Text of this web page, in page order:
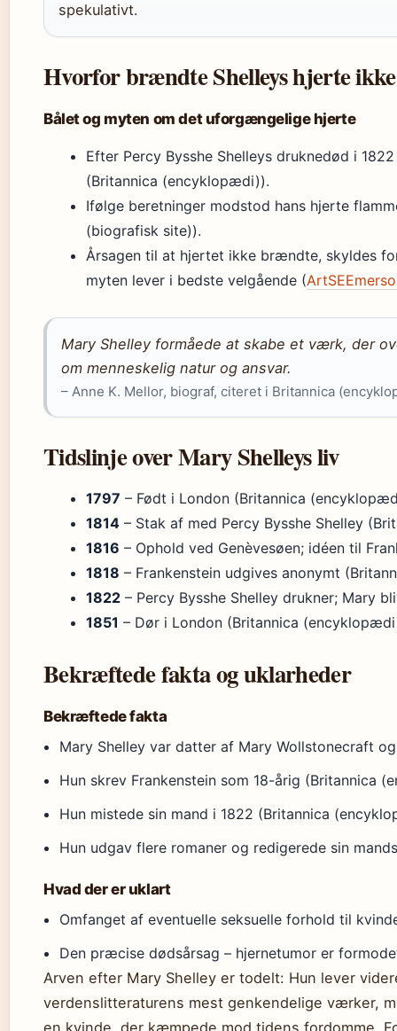
spekulativt.
Hvorfor brændte Shelleys hjerte
Bålet og myten om det uforgængelige hjerte
Efter Percy Bysshe Shelleys druknedød i
(Britannica (encyklopædi)).
Ifølge beretninger modstod hans hjerte
(biografisk site)).
Årsagen til at hjertet ikke brændte, skyldes
myten lever i bedste velgående (
Mary Shelley formåede at skabe et værk, der
om menneskelig natur og ansvar.
– Anne K. Mellor, biograf, citeret i Britannica
Tidslinje over Mary Shelleys liv
1797 – Født i London (Britannica
1814 – Stak af med Percy Bysshe Shelley
1816 – Ophold ved Genèvesøen; idéen til
1818 – Frankenstein udgives anonymt
1822 – Percy Bysshe Shelley drukner; Mary
1851 – Dør i London (Britannica
Bekræftede fakta og uklarheder
Bekræftede fakta
Mary Shelley var datter af Mary Wollstonecraft
Hun skrev Frankenstein som 18-årig (Britannica
Hun mistede sin mand i 1822 (Britannica
Hun udgav flere romaner og redigerede sin
Hvad der er uklart
Omfanget af eventuelle seksuelle forhold til
Den præcise dødsårsag – hjernetumor er
Arven efter Mary Shelley er todelt: Hun lever
verdenslitteraturens mest genkendelige værker,
en kvinde, der kæmpede mod tidens fordomme.